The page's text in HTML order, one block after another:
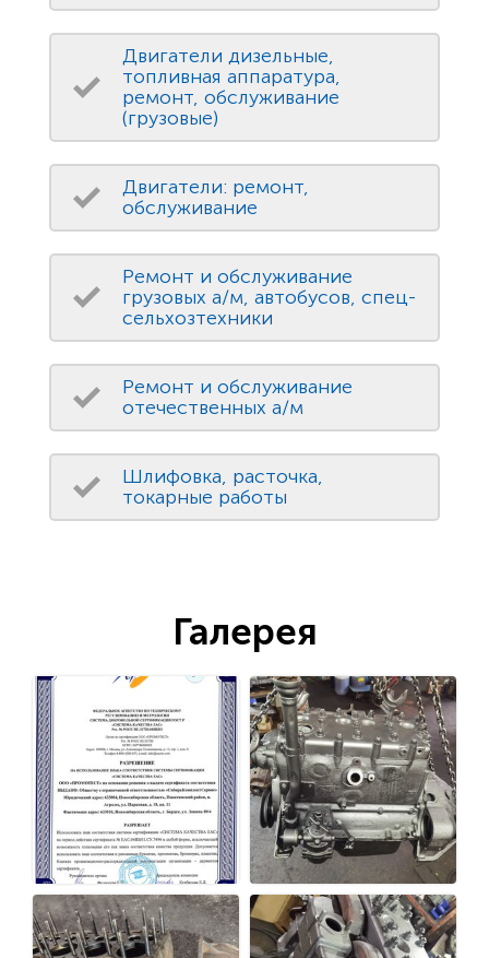
Двигатели дизельные,
топливная аппаратура,
ремонт, обслуживание
(грузовые)
Двигатели: ремонт,
обслуживание
Ремонт и обслуживание
грузовых а/м, автобусов, спец-
сельхозтехники
Ремонт и обслуживание
отечественных а/м
Шлифовка, расточка,
токарные работы
Галерея